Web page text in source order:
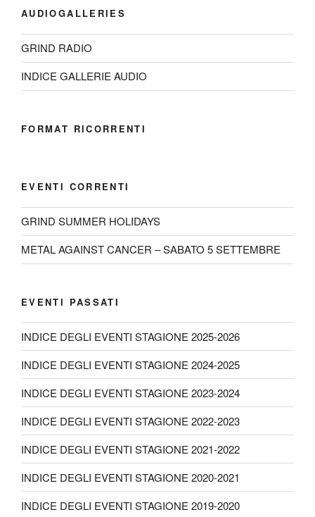
AUDIOGALLERIES
GRIND RADIO
INDICE GALLERIE AUDIO
FORMAT RICORRENTI
EVENTI CORRENTI
GRIND SUMMER HOLIDAYS
METAL AGAINST CANCER – SABATO 5 SETTEMBRE
EVENTI PASSATI
INDICE DEGLI EVENTI STAGIONE 2025-2026
INDICE DEGLI EVENTI STAGIONE 2024-2025
INDICE DEGLI EVENTI STAGIONE 2023-2024
INDICE DEGLI EVENTI STAGIONE 2022-2023
INDICE DEGLI EVENTI STAGIONE 2021-2022
INDICE DEGLI EVENTI STAGIONE 2020-2021
INDICE DEGLI EVENTI STAGIONE 2019-2020